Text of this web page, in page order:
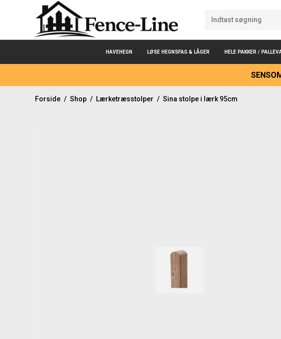
HAVEHEGN LØSE HEGNSFAG & LÅGER HELE PAKKER /
Forside / Shop / Lærketræsstolper / Sina stolpe i lærk 95cm